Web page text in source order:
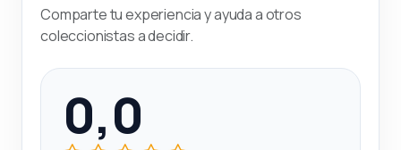
Comparte tu experiencia y ayuda a otros
coleccionistas a decidir.
0,0